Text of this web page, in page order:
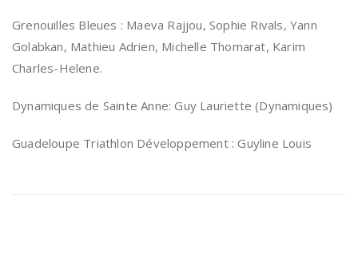
Grenouilles Bleues : Maeva Rajjou, Sophie Rivals, Yann
Golabkan, Mathieu Adrien, Michelle Thomarat, Karim
Charles-Helene.
Dynamiques de Sainte Anne: Guy Lauriette (Dynamiques)
Guadeloupe Triathlon Développement : Guyline Louis